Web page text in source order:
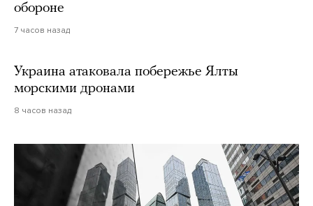
обороне
7 часов назад
Украина атаковала побережье Ялты
морскими дронами
8 часов назад